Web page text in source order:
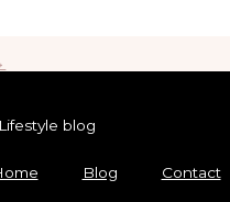
blog
Blog Contact